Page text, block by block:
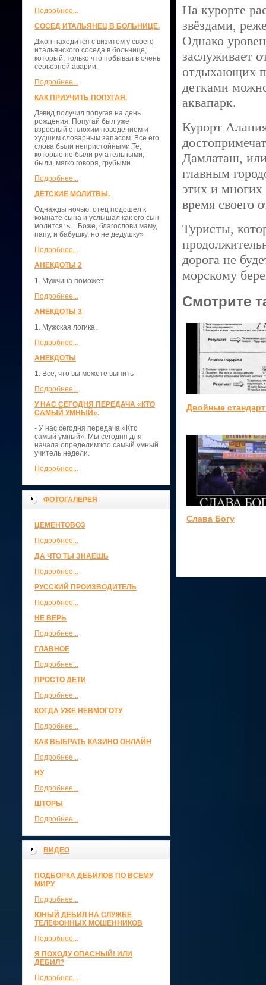
Подробнее...
СОСЕД ИТАЛЬЯНЕЦ В БОЛЬНИЦЕ.
Джон находится с визитом у своего
итальянского соседа в больнице,
который, только что побывал в очень
серьезной аварии.
Подробнее...
КАК ПРИУЧИТЬ ПОПУГАЯ.
Дэвид получил попугая на день
рождения. Попугай был уже
взрослый с плохим поведением и
худшим словарным запасом. Все его
слова были непристойными.Те,
которые не были ругательными,
были, мягко говоря, грубыми.
Подробнее...
ДЕТСКИЕ МОЛИТВЫ.
Однажды ночью, отец подошел к
комнате сына и услышал как его сын
молится: «... Боже, благослови маму,
папу, и бабушку, но не дедушку»
Подробнее...
АНЕКДОТЫ 2
1. Мужчина поможет
Подробнее...
АНЕКДОТЫ 3
1. Мужская логика.
Подробнее...
АНЕКДОТЫ
1. Все, что вы можете выпить
Подробнее...
У НАС СЕГОДНЯ ПЕРЕДАЧА «КТО
САМЫЙ УМНЫЙ».
- У нас сегодня передача «Кто
самый умный». Мы сегодня для
начала определим:кто самый умный
учитель недели.
Подробнее...
ФОТОГАЛЕРЕЯ
ЦЕМЕНТОВОЗ
Подробнее...
ДА ЧТО ТЫ ЗНАЕШЬ
Подробнее...
РУССКИЙ ПРОИЗВОДИТЕЛЬ
Подробнее...
НЕ ВЕРЬ
Подробнее...
ГЛАВНОЕ
Подробнее...
ПРОСТО ДЕТИ
Подробнее...
КОГДА УЖЕ НЕВМОГОТУ
Подробнее...
КАК ВЫБРАТЬ КАЗИНО ОНЛАЙН
Подробнее...
НУ
Подробнее...
ШТОРЫ
Подробнее...
ВИДЕО
ПОДБОРКА ДЕБИЛОВ ПО ВСЕМУ
МИРУ
Подробнее...
ЮНЫЙ ДЕБИЛ НА СЛУЖБЕ
ТЕЛЕФОННЫХ МОШЕННИКОВ
Подробнее...
Я ПОХОДУ ОПАСНЫЙ! ИЛИ
ДЕБИЛ?
Подробнее...
На курорте
звёздами,
Однако
заслуживает
отдыхающих
детками
аквапарк.
Курорт
Дамлаташ,
главным
этих и
время своего
Туристы,
дорога не
морскому
Смотрите
Двойные
Слава Богу